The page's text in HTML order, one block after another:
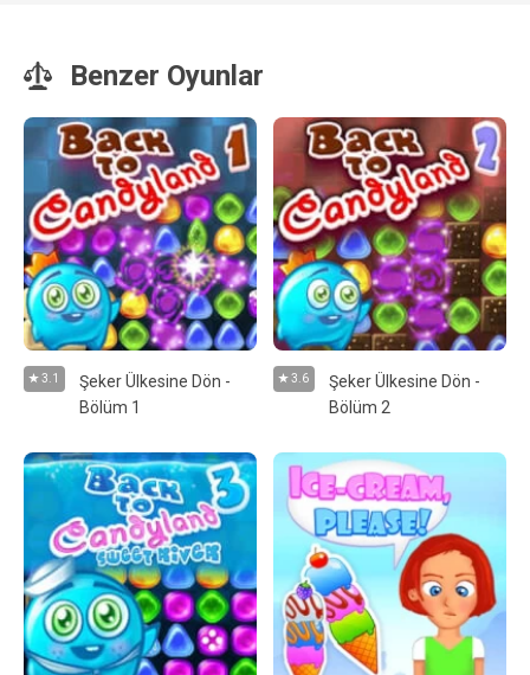
Benzer Oyunlar
3.1
Şeker Ülkesine Dön -
Bölüm 1
3.6
Şeker Ülkesine Dön -
Bölüm 2